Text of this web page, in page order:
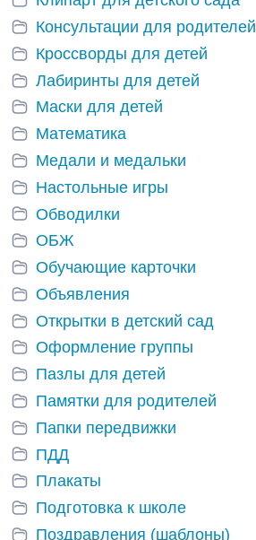
Консультации для родителей
Кроссворды для детей
Лабиринты для детей
Маски для детей
Математика
Медали и медальки
Настольные игры
Обводилки
ОБЖ
Обучающие карточки
Объявления
Открытки в детский сад
Оформление группы
Пазлы для детей
Памятки для родителей
Папки передвижки
ПДД
Плакаты
Подготовка к школе
Поздравления (шаблоны)